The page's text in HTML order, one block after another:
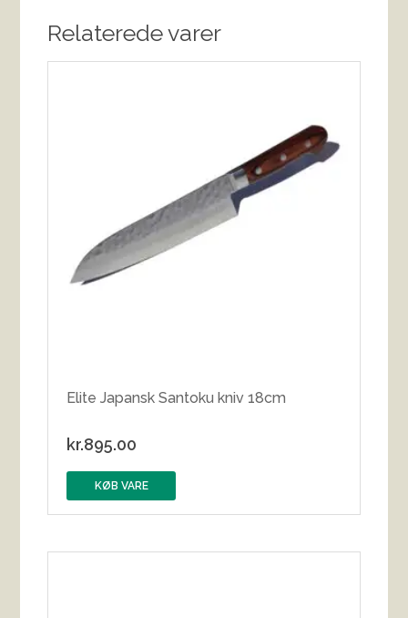
Relaterede varer
Elite Japansk Santoku kniv 18cm
kr.895.00
KØB VARE